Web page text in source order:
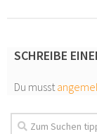
SCHREIBE
Du musst